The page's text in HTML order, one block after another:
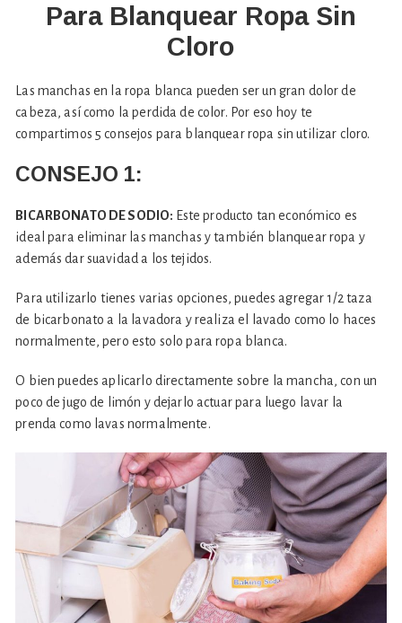
Para Blanquear Ropa Sin
Cloro
Las manchas en la ropa blanca pueden ser un gran dolor de
cabeza, así como la perdida de color. Por eso hoy te
compartimos 5 consejos para blanquear ropa sin utilizar cloro.
CONSEJO 1:
BICARBONATO DE SODIO: Este producto tan económico es
ideal para eliminar las manchas y también blanquear ropa y
además dar suavidad a los tejidos.
Para utilizarlo tienes varias opciones, puedes agregar 1/2 taza
de bicarbonato a la lavadora y realiza el lavado como lo haces
normalmente, pero esto solo para ropa blanca.
O bien puedes aplicarlo directamente sobre la mancha, con un
poco de jugo de limón y dejarlo actuar para luego lavar la
prenda como lavas normalmente.